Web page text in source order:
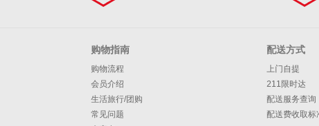
购物指南
购物流程
会员介绍
生活旅行/团购
常见问题
配送方式
上门自提
211限时达
配送服务查询
配送费收取标